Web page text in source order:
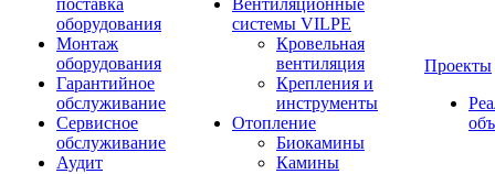
поставка
оборудования
Монтаж
оборудования
Гарантийное
обслуживание
Сервисное
обслуживание
Аудит
Вентиляционные
системы VILPE
Кровельная
вентиляция
Крепления и
инструменты
Отопление
Биокамины
Камины
Проекты